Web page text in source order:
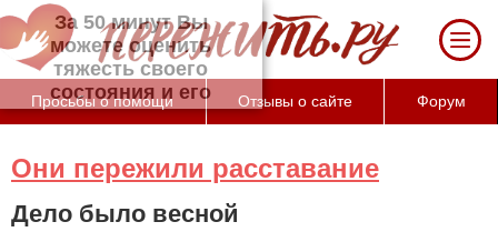
За 50 минут Вы можете оценить тяжесть
своего состояния и его психологические
причины (бесплатно)
Просьбы о помощи Отзывы о сайте Форум
Они пережили расставание
Дело было весной